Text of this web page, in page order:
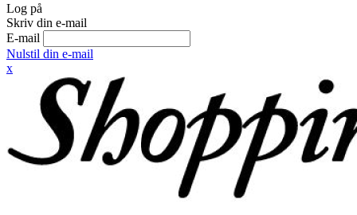
Log på
Skriv din e-mail
E-mail
Nulstil din e-mail
x